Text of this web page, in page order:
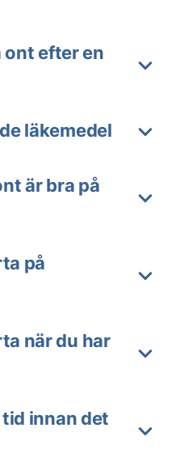
ont efter en
läkemedel
är bra på
på
när du har
innan det